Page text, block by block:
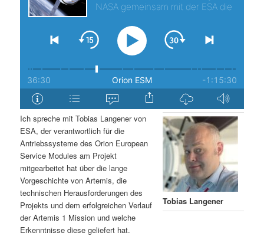
g
i
e
Tobias Langener
Ich spreche mit Tobias Langener von
ESA, der verantwortlich für die
Antriebssysteme des Orion European
Service Modules am Projekt
mitgearbeitet hat über die lange
Vorgeschichte von Artemis, die
technischen Herausforderungen des
Projekts und dem erfolgreichen Verlauf
der Artemis 1 Mission und welche
Erkenntnisse diese geliefert hat.